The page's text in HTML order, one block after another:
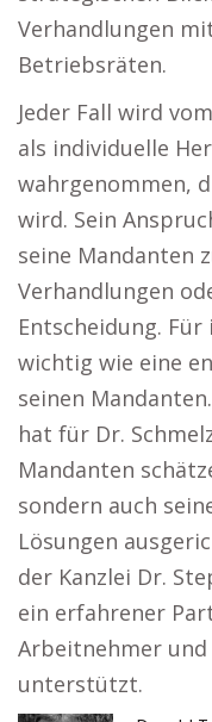
Verhandlungen
Betriebsräten.
Jeder Fall wird
als individuelle
wahrgenommen,
wird. Sein
seine Mandanten
Verhandlungen
Entscheidung.
wichtig wie eine
seinen
hat für Dr.
Mandanten
sondern auch
Lösungen
der Kanzlei Dr.
ein erfahrener
Arbeitnehmer
unterstützt.